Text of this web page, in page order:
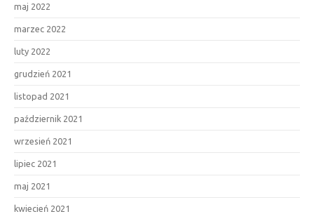
maj 2022
marzec 2022
luty 2022
grudzień 2021
listopad 2021
październik 2021
wrzesień 2021
lipiec 2021
maj 2021
kwiecień 2021